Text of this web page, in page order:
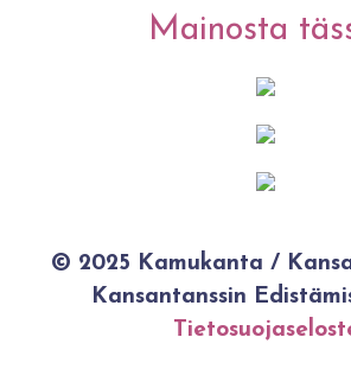
Mainosta
© 2025 Kamukanta /
Kansantanssin